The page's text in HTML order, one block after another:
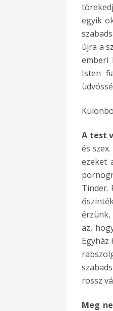
egyik
újra a
emberi
Isten
A test
és
ezeket
Tinder.
érzünk,
az,
Egyház
rossz
Meg